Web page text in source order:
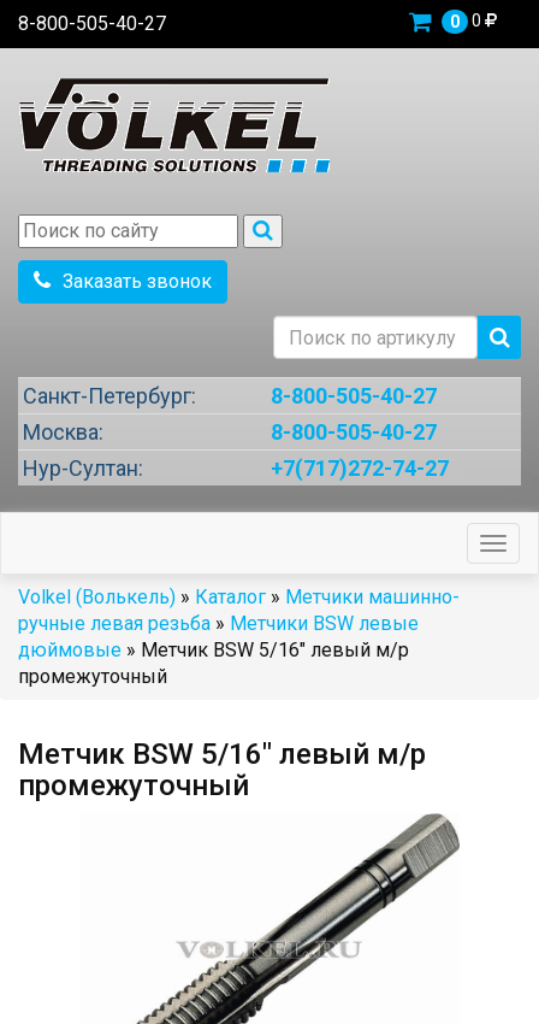
8-800-505-40-27 0 0
Заказать звонок
Санкт-Петербург:
8-800-505-40-27
Москва:
8-800-505-40-27
Нур-Султан:
+7(717)272-74-27
Volkel (Волькель) » Каталог » Метчики машинно-
ручные левая резьба » Метчики BSW левые
дюймовые » Метчик BSW 5/16" левый м/р
промежуточный
Метчик BSW 5/16" левый м/р
промежуточный